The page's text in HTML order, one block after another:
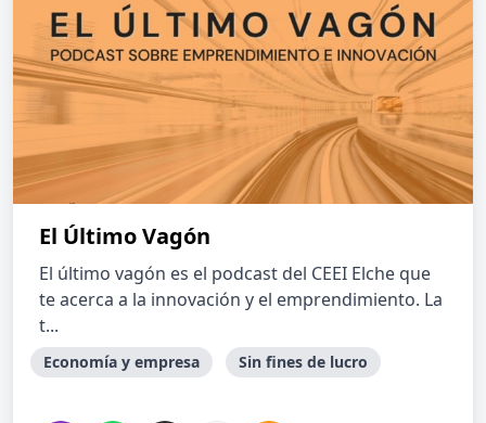
El Último Vagón
El último vagón es el podcast del CEEI Elche que
te acerca a la innovación y el emprendimiento. La
t...
Economía y empresa Sin fines de lucro